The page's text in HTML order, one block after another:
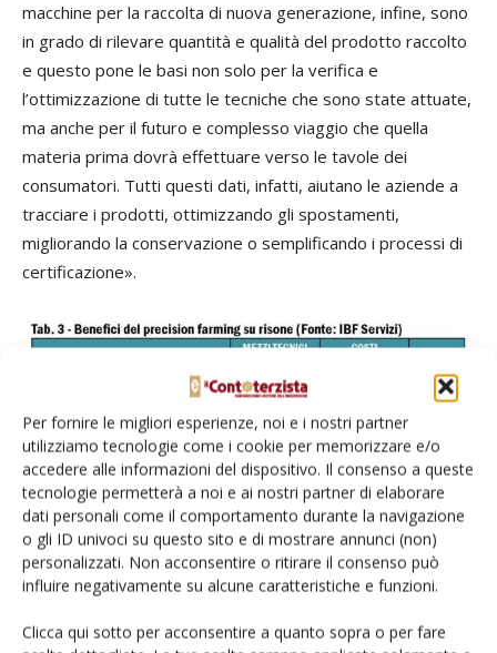
Per fornire le migliori esperienze, noi e i nostri partner
utilizziamo tecnologie come i cookie per memorizzare e/o
accedere alle informazioni del dispositivo. Il consenso a queste
tecnologie permetterà a noi e ai nostri partner di elaborare
dati personali come il comportamento durante la navigazione
o gli ID univoci su questo sito e di mostrare annunci (non)
personalizzati. Non acconsentire o ritirare il consenso può
influire negativamente su alcune caratteristiche e funzioni.
Clicca qui sotto per acconsentire a quanto sopra o per fare
macchine per la raccolta di nuova generazione, infine, sono
in grado di rilevare quantità e qualità del prodotto raccolto
e questo pone le basi non solo per la verifica e
l’ottimizzazione di tutte le tecniche che sono state attuate,
ma anche per il futuro e complesso viaggio che quella
materia prima dovrà effettuare verso le tavole dei
consumatori. Tutti questi dati, infatti, aiutano le aziende a
tracciare i prodotti, ottimizzando gli spostamenti,
migliorando la conservazione o semplificando i processi di
certificazione».
Pugliese ha anche presentato alcuni risultati concreti
relativi alla stagione 2021 che quantificano il beneficio del